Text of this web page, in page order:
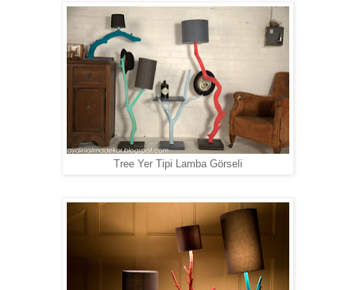
Tree Yer Tipi Lamba Görseli